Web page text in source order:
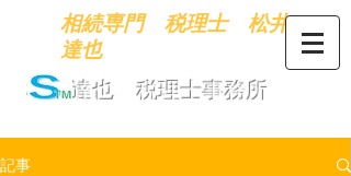
​松井達也 税理士事務所
​相続専門 税理士 松井
達也
記事